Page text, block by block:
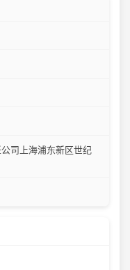
司上海浦东新区世纪